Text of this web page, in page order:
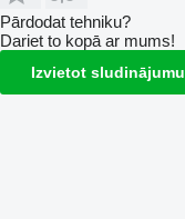
Pārdodat tehniku?
Dariet to kopā ar mums!
Izvietot sludinājumu